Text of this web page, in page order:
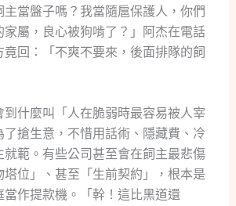
主當盤子嗎？我當隨扈保護人，你們
屬，良心被狗啃了？」阿杰在電話
回：「不爽不要來，後面排隊的飼
到什麼叫「人在脆弱時最容易被人宰
了搶生意，不惜用話術、隱藏費、冷
就範。有些公司甚至會在飼主最悲傷
塔位」、甚至「生前契約」，根本是
作提款機。「幹！這比黑道還